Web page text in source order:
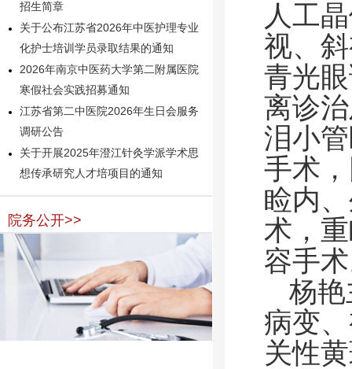
招生简章
关于公布江苏省2026年中医护理专业
化护士培训学员录取结果的通知
2026年南京中医药大学第二附属医院
寒假社会实践招募通知
江苏省第二中医院2026年生日会服务
调研公告
关于开展2025年澄江针灸学派学术思
想传承研究人才培项目的通知
院务公开>>
人工
视、
青光
离诊
泪小
手术
睑内
术，
容手
杨
病变
关性